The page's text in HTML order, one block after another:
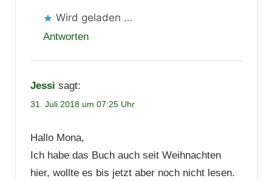
Wird geladen …
Antworten
Jessi sagt:
31. Juli 2018 um 07:25 Uhr
Hallo Mona,
Ich habe das Buch auch seit Weihnachten
hier, wollte es bis jetzt aber noch nicht lesen.